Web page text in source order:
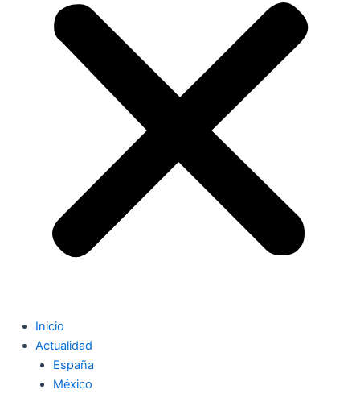
Inicio
Actualidad
España
México